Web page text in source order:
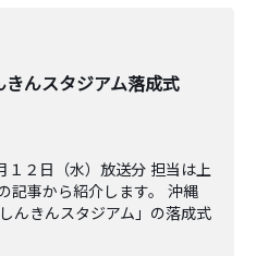
きんスタジアム落成式
１２日（水）放送分 担当は上
記事から紹介します。 沖縄
んきんスタジアム」の落成式